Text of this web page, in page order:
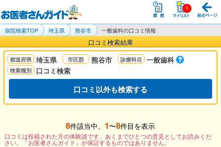
病院検索TOP 埼玉県 熊谷市 一般歯科の口コミ情報
口コミ検索結果
埼玉県 熊谷市
一般歯科
口コミ検索
口コミ以外も検索する
8件該当中、 1〜8件目を表示
口コミは投稿された方の体験談です。あくまでひとつの意見としてお読みくだ
さい。「お医者さんガイド」が保証するものではありません。